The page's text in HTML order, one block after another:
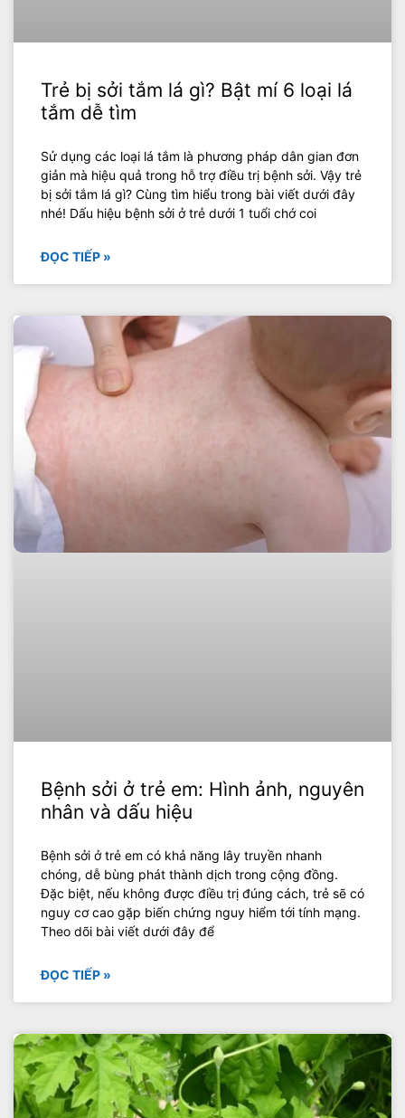
Trẻ bị sởi tắm lá gì? Bật mí 6 loại lá
tắm dễ tìm
Sử dụng các loại lá tắm là phương pháp dân gian đơn
giản mà hiệu quả trong hỗ trợ điều trị bệnh sởi. Vậy trẻ
bị sởi tắm lá gì? Cùng tìm hiểu trong bài viết dưới đây
nhé! Dấu hiệu bệnh sởi ở trẻ dưới 1 tuổi chớ coi
ĐỌC TIẾP »
Bệnh sởi ở trẻ em: Hình ảnh, nguyên
nhân và dấu hiệu
Bệnh sởi ở trẻ em có khả năng lây truyền nhanh
chóng, dễ bùng phát thành dịch trong cộng đồng.
Đặc biệt, nếu không được điều trị đúng cách, trẻ sẽ có
nguy cơ cao gặp biến chứng nguy hiểm tới tính mạng.
Theo dõi bài viết dưới đây để
ĐỌC TIẾP »